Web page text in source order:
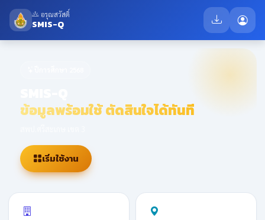
อรุณสวัสดิ์
SMIS-Q
ข้อมูลพร้อมใช้ ตัดสินใจได้ทันที
เริ่มใช้งาน